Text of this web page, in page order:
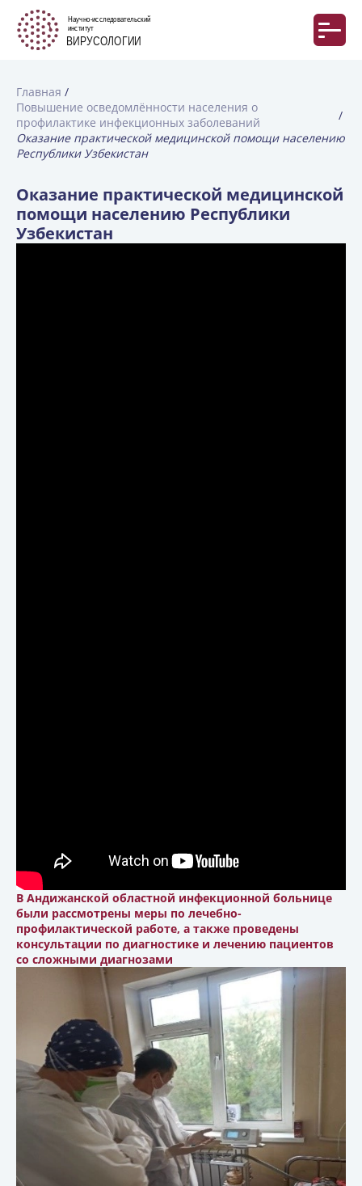
Главная
Повышение осведомлённости населения о
профилактике инфекционных заболеваний
Оказание практической медицинской помощи населению
Республики Узбекистан
Оказание практической медицинской
помощи населению Республики
Узбекистан
В Андижанской областной инфекционной больнице
были рассмотрены меры по лечебно-
профилактической работе, а также проведены
консультации по диагностике и лечению пациентов
со сложными диагнозами